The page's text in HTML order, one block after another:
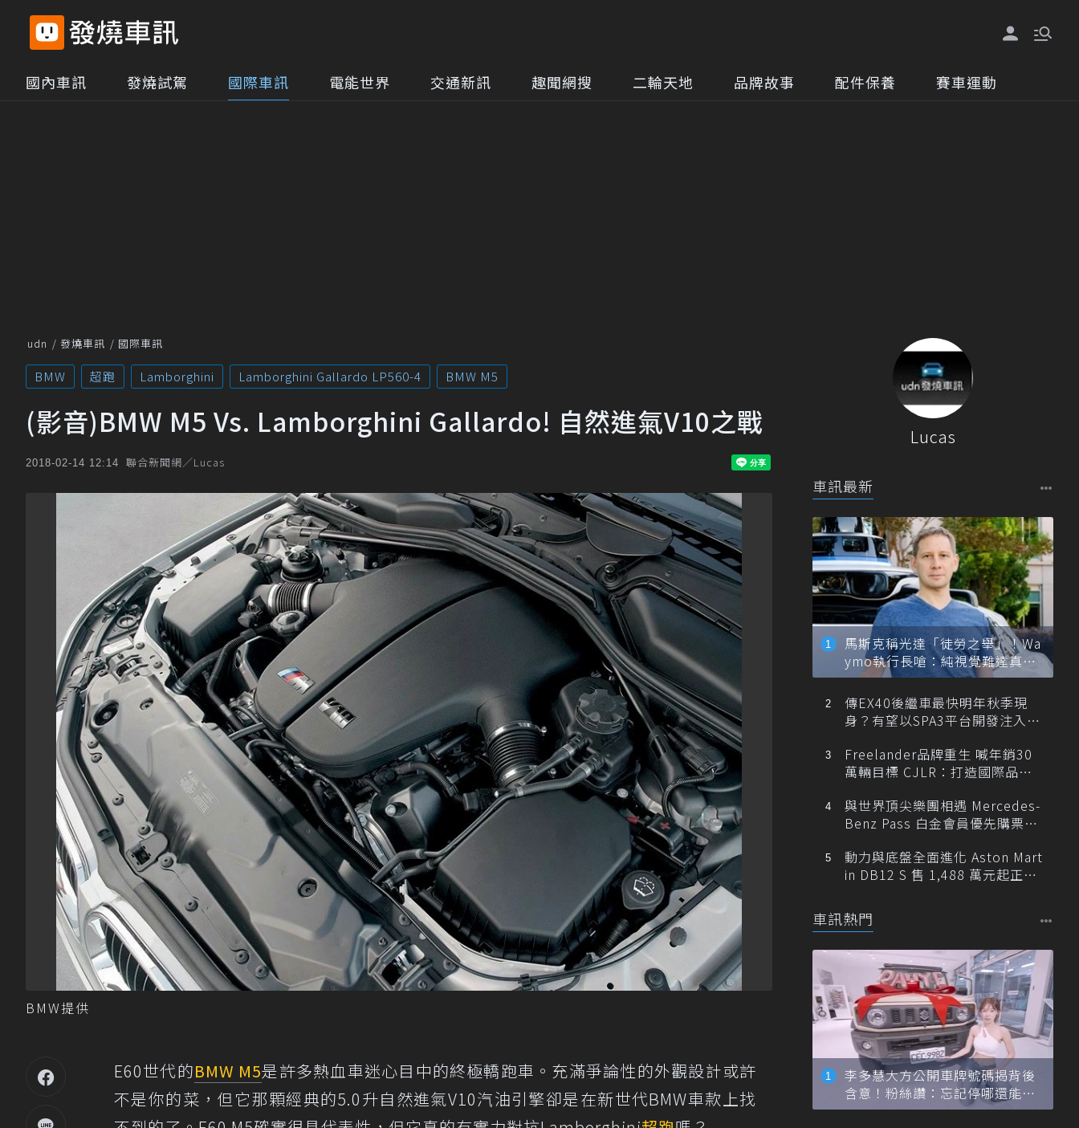
國內車訊 發燒試駕 國際車訊 電能世界 交通新訊 趣聞網搜 二輪天地 品牌故事 配件保養 賽車運動
udn 發燒車訊 國際車訊
BMW 超跑 Lamborghini Lamborghini Gallardo LP560-4 BMW M5
(影音)BMW M5 Vs. Lamborghini Gallardo! 自然進氣V10之戰
2018-02-14 12:14 聯合新聞網／Lucas
BMW提供
E60世代的BMW M5是許多熱血車迷心目中的終極轎跑車。充滿爭論性的外觀設計或許
不是你的菜，但它那顆經典的5.0升自然進氣V10汽油引擎卻是在新世代BMW車款上找
Lucas
車訊最新
馬斯克稱光達「徒勞之舉」！Wa
ymo執行長嗆：純視覺難達真正
自動駕駛
傳EX40後繼車最快明年秋季現
身？有望以SPA3平台開發注入80
Freelander品牌重生 喊年銷30
萬輛目標 CJLR：打造國際品牌
與世界頂尖樂團相遇 Mercedes-
Benz Pass 白金會員優先購票維
動力與底盤全面進化 Aston Mart
in DB12 S 售 1,488 萬元起正式
車訊熱門
李多慧大方公開車牌號碼揭背後
含意！粉絲讚：忘記停哪還能幫
忙找車